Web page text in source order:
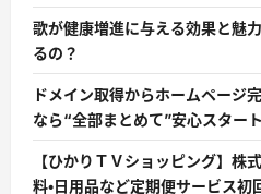
歌が健康増進に与える効果と魅
るの？
ドメイン取得からホームページ
なら“全部まとめて”安心スタート
【ひかりＴＶショッピング】株
料・日用品など定期便サービス初